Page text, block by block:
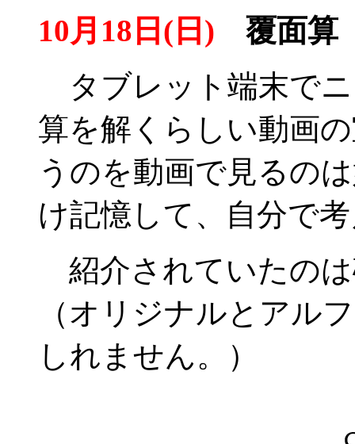
10月18日(日) 覆面算
タブレット端末で
算を解くらしい動画
うのを動画で見るの
け記憶して、自分で
紹介されていたの
（オリジナルとアル
しれません。）